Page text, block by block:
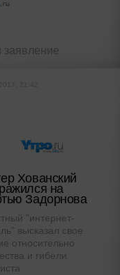
заявление
Хованский
на
Задорнова
"интернет-
высказал свое
относительно
и гибели